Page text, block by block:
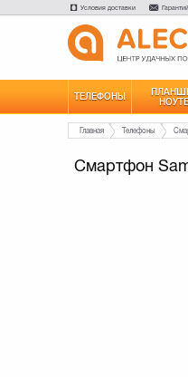
Условия доставки
ТЕЛЕФОНЫ
Главная Телефоны
Смартфон